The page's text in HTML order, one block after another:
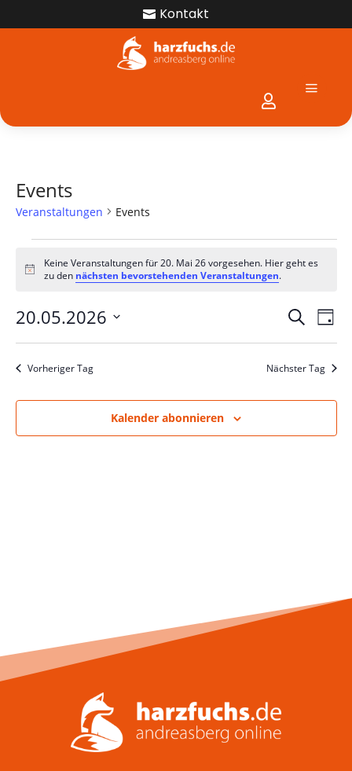
 Kontakt

a
Events
Veranstaltungen Events
Veranstaltungen
für
Mai
26
Hinweis
Keine Veranstaltungen für 20. Mai 26 vorgesehen. Hier geht es
zu den nächsten bevorstehenden Veranstaltungen.
Suche
SucheTag
20.05.2026
Datum
wählen.
Vorheriger Tag Nächster Tag
Kalender abonnieren